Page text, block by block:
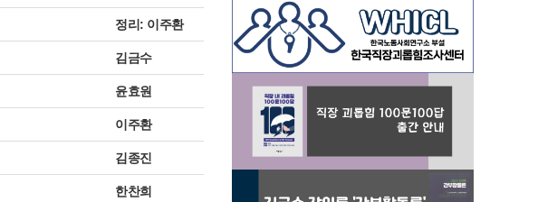
정리: 이주환
김금수
윤효원
이주환
김종진
한찬희